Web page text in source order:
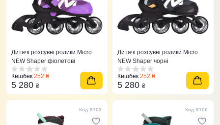
Дитячі розсувні ролики Micro
NEW Shaper фіолетові
Кешбек 252 ₴
5 280 ₴
Дитячі розсувні ролики Micro
NEW Shaper чорні
Кешбек 252 ₴
5 280 ₴
Код: 8103 Код: 8106